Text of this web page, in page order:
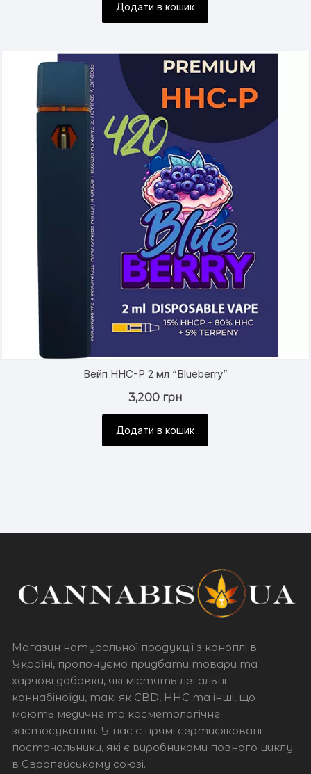
Додати в кошик
Вейп HHC-P 2 мл “Blueberry”
3,200 грн
Додати в кошик
Магазин натуральної продукції з коноплі в
Україні, пропонуємо придбати товари та
харчові добавки, які містять легальні
каннабіноїди, такі як CBD, HHC та інші, що
мають медичне та косметологічне
застосування. У нас є прямі сертифіковані
постачальники, які є виробниками повного циклу
в Європейському союзі.